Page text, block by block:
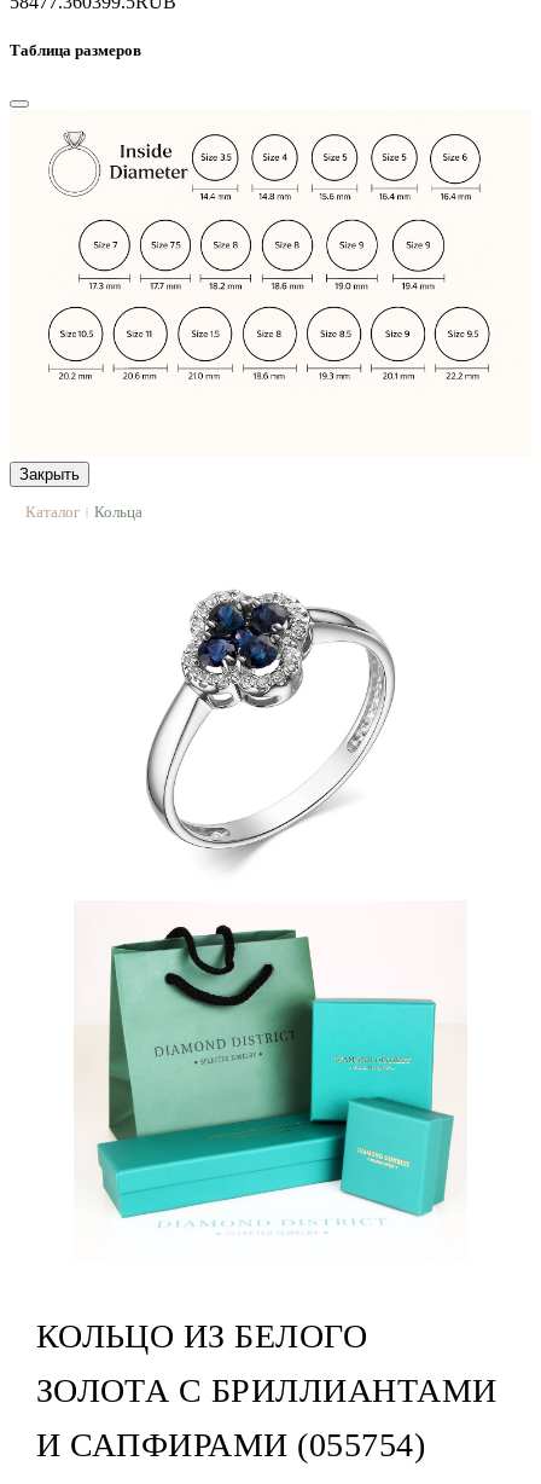
Таблица размеров
Закрыть
Каталог | Кольца
КОЛЬЦО ИЗ БЕЛОГО
ЗОЛОТА С БРИЛЛИАНТАМИ
И САПФИРАМИ (055754)